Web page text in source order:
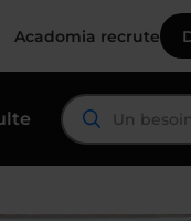
Acadomia recrute